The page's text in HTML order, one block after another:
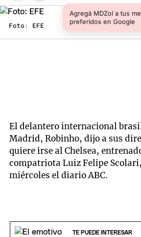
Agregá MDZol a tus
preferidos en Google
Foto: EFE
El delantero internacional
Madrid, Robinho, dijo a sus
quiere irse al Chelsea,
compatriota Luiz Felipe
miércoles el diario ABC.
TE PUEDE INTERESAR